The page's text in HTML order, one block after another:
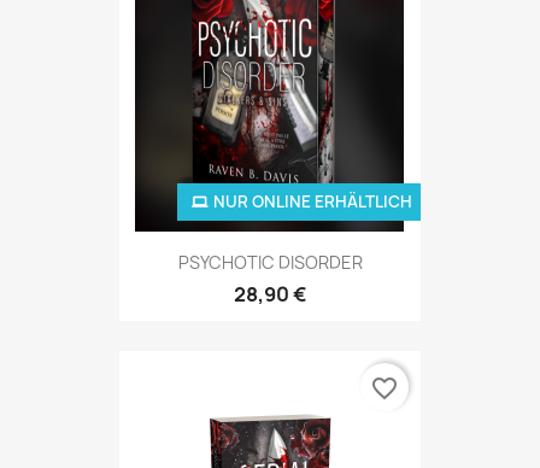
PSYCHOTIC DISORDER
28,90 €
NUR ONLINE ERHÄLTLICH
favorite_border